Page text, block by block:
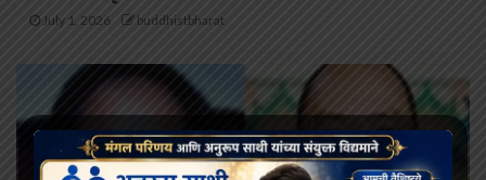
July 1, 2026 buddhistbharat